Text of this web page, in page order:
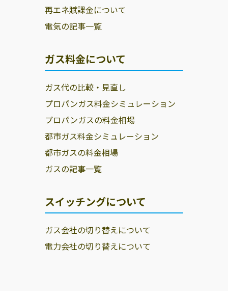
再エネ賦課金について
電気の記事一覧
ガス料金について
ガス代の比較・見直し
プロパンガス料金シミュレーション
プロパンガスの料金相場
都市ガス料金シミュレーション
都市ガスの料金相場
ガスの記事一覧
スイッチングについて
ガス会社の切り替えについて
電力会社の切り替えについて